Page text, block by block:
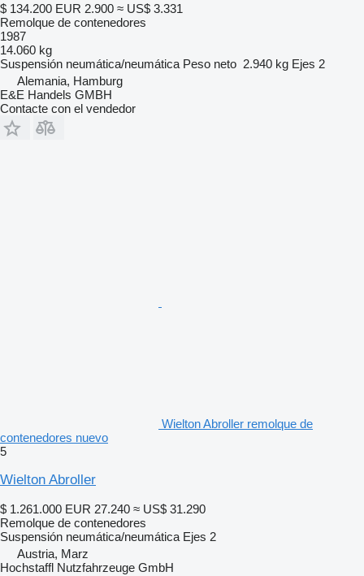
$ 134.200 EUR 2.900 ≈ US$ 3.331
Remolque de contenedores
1987
14.060 kg
Suspensión neumática/neumática Peso neto 2.940 kg Ejes 2
Alemania, Hamburg
E&E Handels GMBH
Contacte con el vendedor
Wielton Abroller remolque de
contenedores nuevo
5
Wielton Abroller
$ 1.261.000 EUR 27.240 ≈ US$ 31.290
Remolque de contenedores
Suspensión neumática/neumática Ejes 2
Austria, Marz
Hochstaffl Nutzfahrzeuge GmbH